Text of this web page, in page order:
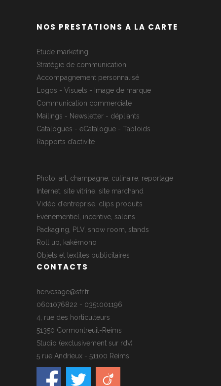
NOS PRESTATIONS A LA CARTE
Etude marketing
Stratégie de communication
Accompagnement personnalisé
Logos - Visuels - Image de marque
Communication commerciale
Mailings - Newsletter - dépliants
Catalogues - eCatalogue - Tabloids
Rapports d’activité
Photo, art, champagne, culinaire, reportage
Internet, site vitrine, site marchand
Vidéo d’entreprise, clips produits
Evènementiel, incentive, salons
Packaging, PLV, show room, stands
Roll up, kakémono
Objets et textiles publicitaires
CONTACTS
hervesage@sfr.fr
0601076822 - 0351001196
4, rue des horticulteurs
51350 Cormontreuil-Reims
Studio (exclusivement sur rdv)
5 rue Andrieux - 51100 Reims